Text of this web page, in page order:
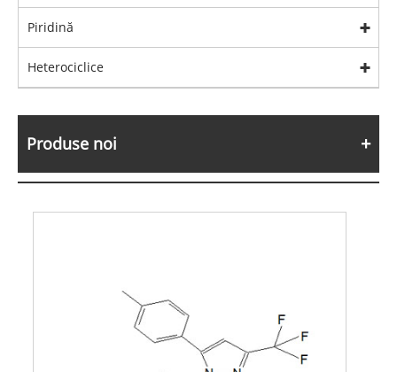
Piridină
Heterociclice
Produse noi